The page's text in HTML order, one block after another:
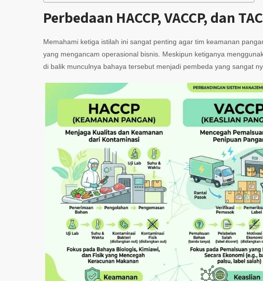
Perbedaan HACCP, VACCP, dan
Memahami ketiga istilah ini sangat penting agar tim keamanan
yang mengancam operasional bisnis. Meskipun ketiganya
di balik munculnya bahaya tersebut menjadi pembeda yang sangat